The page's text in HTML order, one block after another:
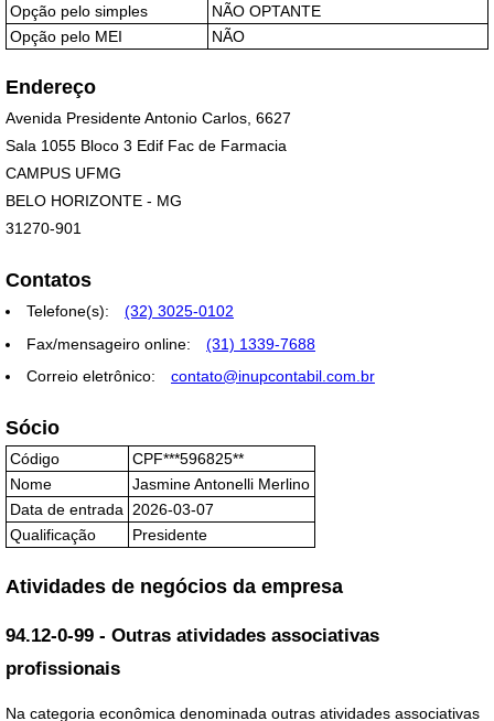
Opção pelo simples
NÃO OPTANTE
Opção pelo MEI
NÃO
Endereço
Avenida Presidente Antonio Carlos, 6627
Sala 1055 Bloco 3 Edif Fac de Farmacia
CAMPUS UFMG
BELO HORIZONTE - MG
31270-901
Contatos
Telefone(s):
(32) 3025-0102
Fax/mensageiro online:
(31) 1339-7688
Correio eletrônico:
contato@inupcontabil.com.br
Sócio
Código
CPF***596825**
Nome
Jasmine Antonelli Merlino
Data de entrada 2026-03-07
Qualificação
Presidente
Atividades de negócios da empresa
94.12-0-99 - Outras atividades associativas
profissionais
Na categoria econômica denominada outras atividades associativas